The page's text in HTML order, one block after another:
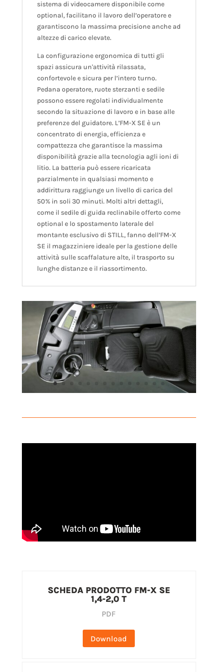
sistema di videocamere disponibile come
optional, facilitano il lavoro dell’operatore e
garantiscono la massima precisione anche ad
altezze di carico elevate.
La configurazione ergonomica di tutti gli
spazi assicura un'attività rilassata,
confortevole e sicura per l’intero turno.
Pedana operatore, ruote sterzanti e sedile
possono essere regolati individualmente
secondo la situazione di lavoro e in base alle
preferenze del guidatore. L’FM-X SE è un
concentrato di energia, efficienza e
compattezza che garantisce la massima
disponibilità grazie alla tecnologia agli ioni di
litio. La batteria può essere ricaricata
parzialmente in qualsiasi momento e
addirittura raggiunge un livello di carica del
50% in soli 30 minuti. Molti altri dettagli,
come il sedile di guida reclinabile offerto come
optional e lo spostamento laterale del
montante esclusivo di STILL, fanno dell’FM-X
SE il magazziniere ideale per la gestione delle
attività sulle scaffalature alte, il trasporto su
lunghe distanze e il riassortimento.
SCHEDA PRODOTTO FM-X SE
1,4-2,0 T
PDF
Download